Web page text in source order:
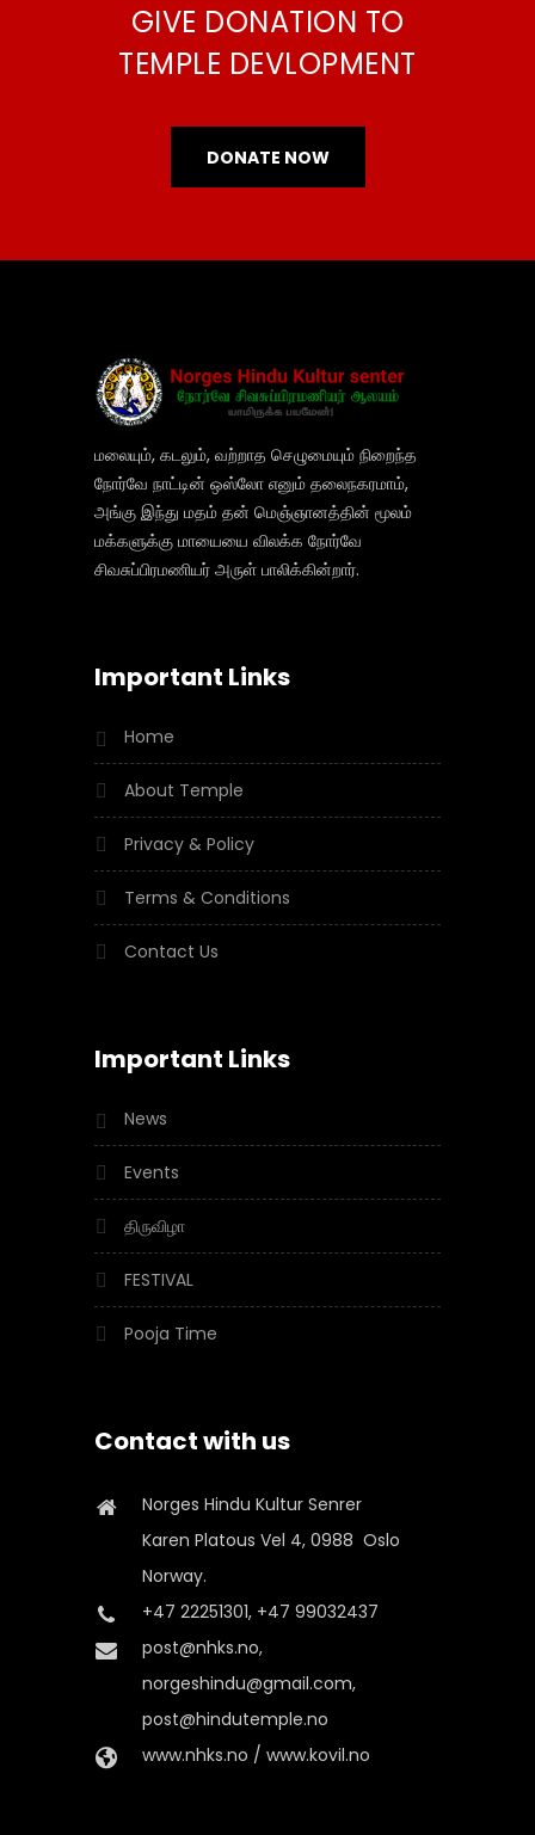
GIVE DONATION TO
TEMPLE DEVLOPMENT
DONATE NOW
மலையும், கடலும், வற்றாத செழுமையும் நிறைந்த
நோர்வே நாட்டின் ஒஸ்லோ எனும் தலைநகரமாம்,
அங்கு இந்து மதம் தன் மெஞ்ஞானத்தின் மூலம்
மக்களுக்கு மாயையை விலக்க நோர்வே
சிவசுப்பிரமணியர் அருள் பாலிக்கின்றார்.
Important Links
Home
About Temple
Privacy & Policy
Terms & Conditions
Contact Us
Important Links
News
Events
திருவிழா
FESTIVAL
Pooja Time
Contact with us
Norges Hindu Kultur Senrer
Karen Platous Vel 4, 0988 Oslo
Norway.
+47 22251301, +47 99032437
post@nhks.no,
norgeshindu@gmail.com,
post@hindutemple.no
www.nhks.no / www.kovil.no